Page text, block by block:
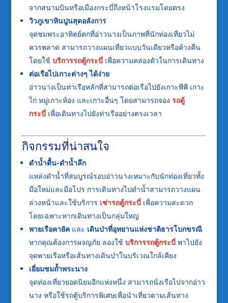
จากสนามบินหรือเมืองกระบี่ถึงหน้าโรงแรมโดยตรง
วิวภูเขาหินปูนสุดอลังการ
จุดชมพระอาทิตย์ตกที่อ่าวนางเป็นภาพที่นักท่องเที่ยวไม่
ควรพลาด สามารถวางแผนเที่ยวแบบวันเดียวหรือค้างคืน
โดยใช้ บริการรถตู้กระบี่เพื่อความคล่องตัวในการเดินทาง
ต่อเรือไปเกาะต่างๆ ได้ง่าย
อ่าวนางเป็นท่าเรือหลักที่สามารถต่อเรือไปยังเกาะพีพี เกาะ
ไก่ หมู่เกาะห้อง และเกาะอื่นๆ โดยสามารถจอง รถตู้
กระบี่เพื่อเดินทางไปยังท่าเรืออย่างตรงเวลา
กิจกรรมที่น่าสนใจ
ดำน้ำตื้น-ดำน้ำลึก
แหล่งดำน้ำที่สมบูรณ์รอบอ่าวนางเหมาะกับนักท่องเที่ยวทั้ง
มือใหม่และมือโปร การเดินทางไปดำน้ำสามารถวางแผน
ล่วงหน้าและใช้บริการ เช่ารถตู้กระบี่เพื่อความสะดวก
โดยเฉพาะหากเดินทางเป็นกลุ่มใหญ่
พายเรือคายัคและ เดินป่าที่อุทยานแห่งชาติธารโบกขรณี
หากคุณต้องการผจญภัย ลองใช้ บริการรถตู้กระบี่พาไปยัง
จุดพายเรือหรือเส้นทางเดินป่าในบริเวณใกล้เคียง
เยี่ยมชมถ้ำพระนาง
จุดท่องเที่ยวยอดนิยมอีกแห่งหนึ่ง สามารถนั่งเรือไปจากอ่าว
นาง หรือใช้รถตู้บริการพิเศษเพื่อนำเที่ยวตามเส้นทาง